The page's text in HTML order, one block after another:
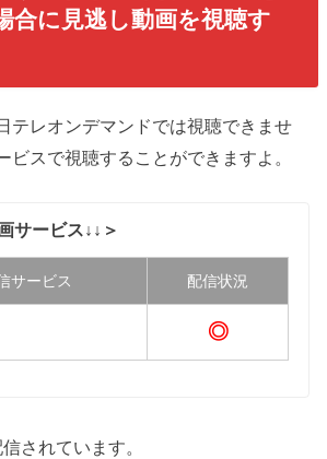
合に見逃し動画を視聴す
テレオンデマンドでは視聴できませ
ビスで視聴することができますよ。
サービス↓↓＞
サービス 配信状況
◎
されています。